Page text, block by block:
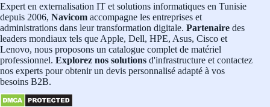
Expert en externalisation IT et solutions informatiques en Tunisie
depuis 2006, Navicom accompagne les entreprises et
administrations dans leur transformation digitale. Partenaire des
leaders mondiaux tels que Apple, Dell, HPE, Asus, Cisco et
Lenovo, nous proposons un catalogue complet de matériel
professionnel. Explorez nos solutions d'infrastructure et contactez
nos experts pour obtenir un devis personnalisé adapté à vos
besoins B2B.